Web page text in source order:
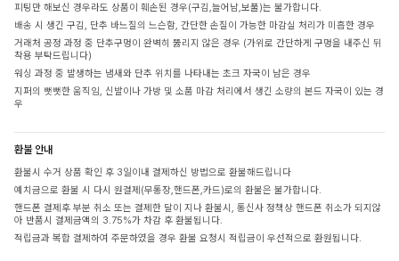
피팅만 해보신 경우라도 상품이 훼손된 경우(구김,늘어남,보풀)는 불가합니다.
배송 시 생긴 구김, 단추 바느질의 느슨함, 간단한 손질이 가능한 마감실 처리가 미흡한 경우
거래처 공정 과정 중 단추구멍이 완벽히 뚫리지 않은 경우 (가위로 간단하게 구멍을 내주신 뒤
착용 부탁드립니다)
워싱 과정 중 발생하는 냄새와 단추 위치를 나타내는 초크 자국이 남은 경우
지퍼의 뻣뻣한 움직임, 신발이나 가방 및 소품 마감 처리에서 생긴 소량의 본드 자국이 있는 경
우
환불 안내
환불시 수거 상품 확인 후 3일이내 결제하신 방법으로 환불해드립니다
예치금으로 환불 시 다시 원결제(무통장,핸드폰,카드)로의 환불은 불가합니다.
핸드폰 결제후 부분 취소 또는 결제한 달이 지나 환불시, 통신사 정책상 핸드폰 취소가 되지않
아 반품시 결제금액의 3.75%가 차감 후 환불됩니다.
적립금과 복합 결제하여 주문하였을 경우 환불 요청시 적립금이 우선적으로 환원됩니다.